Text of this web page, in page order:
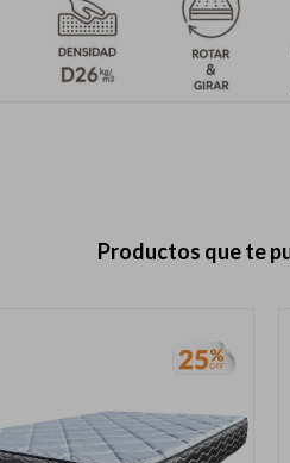
Productos que te